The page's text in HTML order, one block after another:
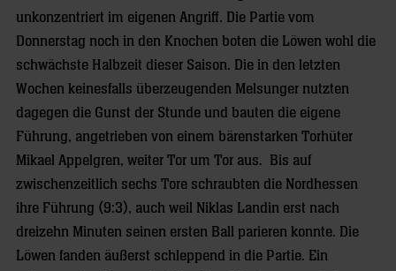
unkonzentriert im eigenen Angriff. Die Partie vom
Donnerstag noch in den Knochen boten die Löwen wohl die
schwächste Halbzeit dieser Saison. Die in den letzten
Wochen keinesfalls überzeugenden Melsunger nutzten
dagegen die Gunst der Stunde und bauten die eigene
Führung, angetrieben von einem bärenstarken Torhüter
Mikael Appelgren, weiter Tor um Tor aus. Bis auf
zwischenzeitlich sechs Tore schraubten die Nordhessen
ihre Führung (9:3), auch weil Niklas Landin erst nach
dreizehn Minuten seinen ersten Ball parieren konnte. Die
Löwen fanden äußerst schleppend in die Partie. Ein